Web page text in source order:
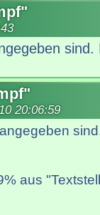
sind.
20:06:59
aus